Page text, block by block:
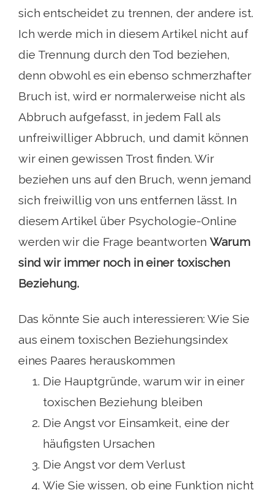
sich entscheidet zu trennen, der andere ist.
Ich werde mich in diesem Artikel nicht auf
die Trennung durch den Tod beziehen,
denn obwohl es ein ebenso schmerzhafter
Bruch ist, wird er normalerweise nicht als
Abbruch aufgefasst, in jedem Fall als
unfreiwilliger Abbruch, und damit können
wir einen gewissen Trost finden. Wir
beziehen uns auf den Bruch, wenn jemand
sich freiwillig von uns entfernen lässt. In
diesem Artikel über Psychologie-Online
werden wir die Frage beantworten Warum
sind wir immer noch in einer toxischen
Beziehung.
Das könnte Sie auch interessieren: Wie Sie
aus einem toxischen Beziehungsindex
eines Paares herauskommen
Die Hauptgründe, warum wir in einer
toxischen Beziehung bleiben
Die Angst vor Einsamkeit, eine der
häufigsten Ursachen
Die Angst vor dem Verlust
Wie Sie wissen, ob eine Funktion nicht